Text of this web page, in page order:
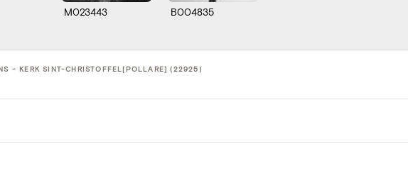
M023443 B004835
- KERK SINT-CHRISTOFFEL[POLLARE] (22925)